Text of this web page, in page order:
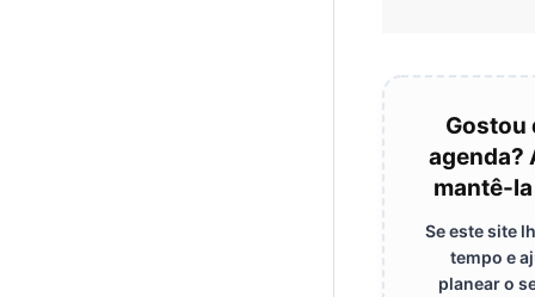
Gostou
agenda?
mantê-
Se este site
tempo e
planear o